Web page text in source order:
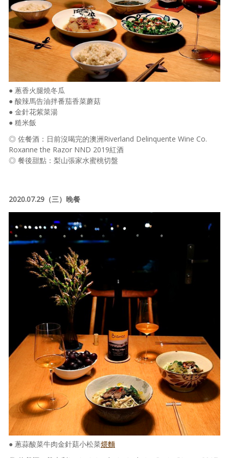
● 蔥香火腿燒冬瓜
● 酸辣馬告油拌番茄香菜蘑菇
● 金針花紫菜湯
● 糙米飯
◎ 佐餐酒：日前沒喝完的澳洲Riverland Delinquente Wine Co.
Roxanne the Razor NND 2019紅酒
◎ 餐後甜點：梨山張家水蜜桃切盤
2020.07.29（三）晚餐
● 蔥蒜酸菜牛肉金針菇小松菜煨麵